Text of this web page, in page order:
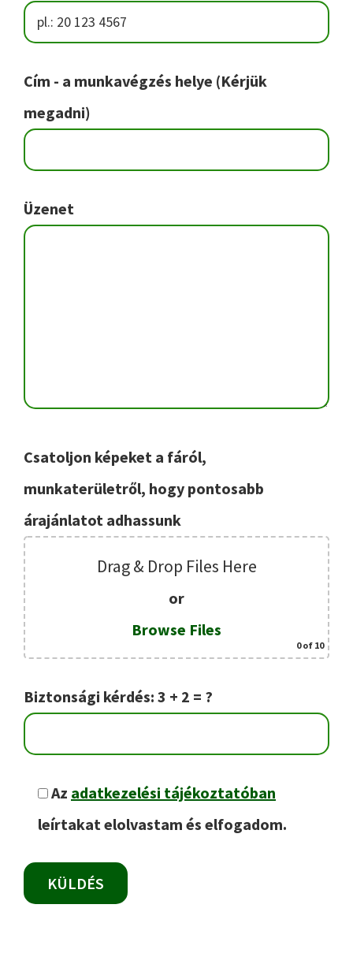
Cím - a munkavégzés helye (Kérjük
megadni)
Üzenet
Csatoljon képeket a fáról,
munkaterületről, hogy pontosabb
árajánlatot adhassunk
Drag & Drop Files Here
or
Browse Files
0of 10
Biztonsági kérdés: 3 + 2 = ?
Az adatkezelési tájékoztatóban
leírtakat elolvastam és elfogadom.